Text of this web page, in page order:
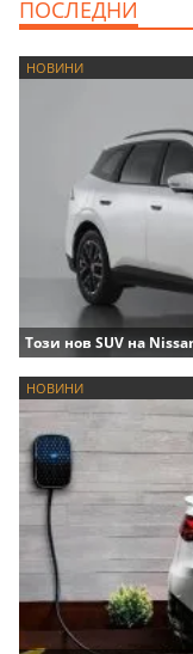
ПОСЛЕДНИ
НОВИНИ
Този нов SUV на
НОВИНИ